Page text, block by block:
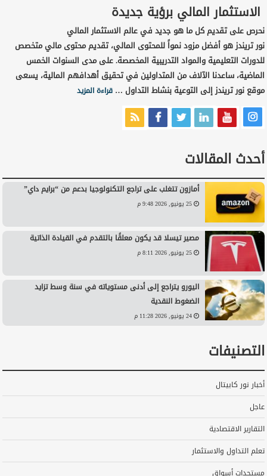
الاستثمار المالي برؤية جديدة
نحرص على تقديم كل ما هو جديد في عالم الاستثمار المالي
نور تريندز هو أفضل مزود نمواً للمحتوى المالي، تقديم محتوى مالي متخصص
للدورات التعليمية والمواد التدريبية المخصصة. على مدى السنوات الخمس
الماضية، ساعدنا الآلاف من المتداولين في تحقيق أهدافهم المالية، يسعى
موقع نور تريندز إلى التوعية بنشاط التداول …قراءة المزيد
أحدث المقالات
أمازون تتغلب على تراجع التكنولوجيا بدعم من “برايم داي”
25 يونيو, 2026 9:48 م
مصير تيسلا قد يكون معلقًا بالتقدم في القيادة الذاتية
25 يونيو, 2026 8:11 م
اليورو يتراجع إلى أدنى مستوياته في سنة وسط تزايد
الضغوط النقدية
24 يونيو, 2026 11:28 م
التصنيفات
أخبار نور كابيتال
عاجل
التقارير الاقتصادية
تعلم التداول والاستثمار
مستجدات أسواق